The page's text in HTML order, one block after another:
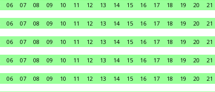
06 07 08 09 10 11 12 13 14 15 16 17 18 19 20 21
06 07 08 09 10 11 12 13 14 15 16 17 18 19 20 21
06 07 08 09 10 11 12 13 14 15 16 17 18 19 20 21
06 07 08 09 10 11 12 13 14 15 16 17 18 19 20 21
06 07 08 09 10 11 12 13 14 15 16 17 18 19 20 21